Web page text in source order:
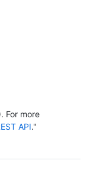
For more
API."